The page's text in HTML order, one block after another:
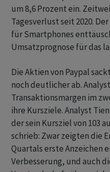
um 8,6 Prozent ein.
Tagesverlust seit 2020.
für Smartphones
Umsatzprognose für das
Die Aktien von Paypal
noch deutlicher ab.
Transaktionsmargen im
ihre Kursziele. Analyst
der sein Kursziel von 103
schrieb: Zwar zeigten die
Quartals erste Anzeichen
Verbesserung, und auch